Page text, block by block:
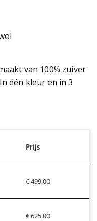
van 100% zuiver
één kleur en in 3
Prijs
€ 499,00
€ 625,00